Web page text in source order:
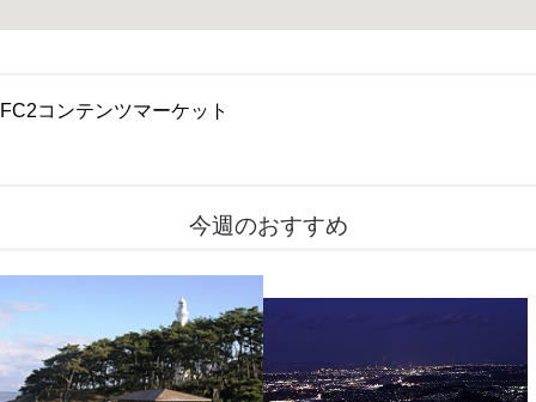
FC2コンテンツマーケット
今週のおすすめ